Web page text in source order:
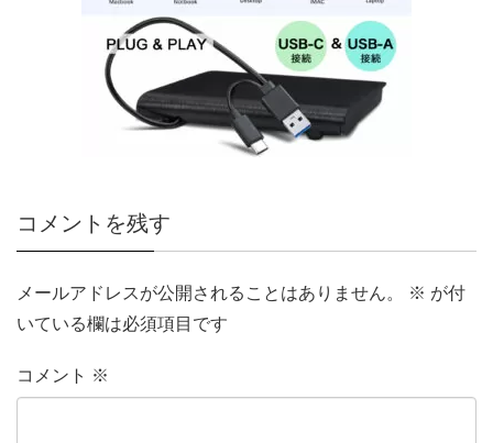
コメントを残す
メールアドレスが公開されることはありません。 ※ が付
いている欄は必須項目です
コメント ※